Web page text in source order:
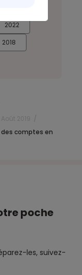
2022
2018
comptes en
poche
les, suivez-